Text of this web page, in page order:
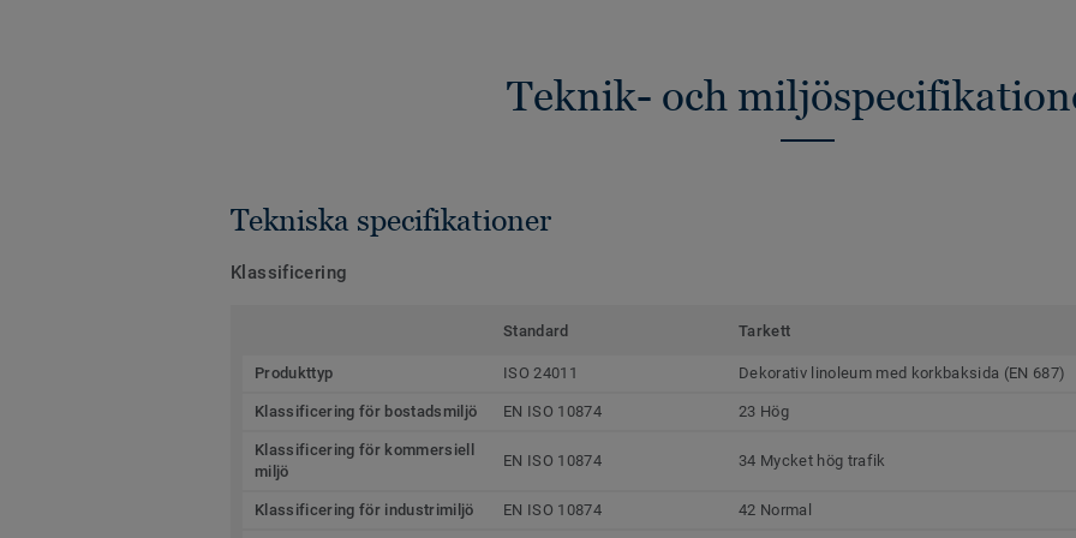
Teknik- och
Tekniska specifikationer
Klassificering
Standard Tarkett
Produkttyp ISO 24011 Dekorativ linoleum med korkbaksida (EN 687)
Klassificering för bostadsmiljö EN ISO 10874 23 Hög
Klassificering för kommersiell
miljö
EN ISO 10874 34 Mycket hög trafik
Klassificering för industrimiljö EN ISO 10874 42 Normal